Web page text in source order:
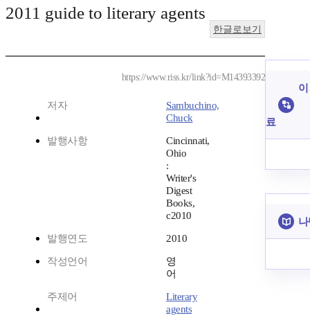
2011 guide to literary agents
한글로보기
https://www.riss.kr/link?id=M14393392
저자
Sambuchino,
Chuck
발행사항
Cincinnati,
Ohio
:
Writer's
Digest
Books,
c2010
발행연도 2010
작성언어
영
어
주제어
Literary
agents
이
료
나